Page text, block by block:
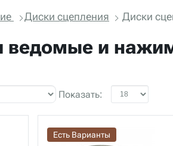
Диски сцепления Диски
ведомые и
Показать:
Есть Варианты